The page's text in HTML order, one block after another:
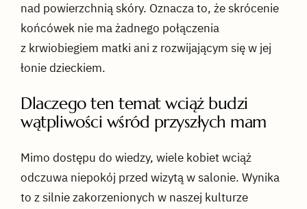
nad powierzchnią skóry. Oznacza to, że skrócenie
końcówek nie ma żadnego połączenia
z krwiobiegiem matki ani z rozwijającym się w jej
łonie dzieckiem.
Dlaczego ten temat wciąż budzi
wątpliwości wśród przyszłych mam
Mimo dostępu do wiedzy, wiele kobiet wciąż
odczuwa niepokój przed wizytą w salonie. Wynika
to z silnie zakorzenionych w naszej kulturze